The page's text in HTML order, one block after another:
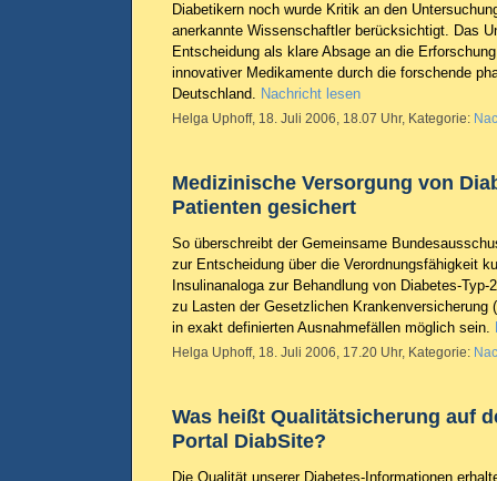
Diabetikern noch wurde Kritik an den
anerkannte Wissenschaftler berücksichtigt. Das
Entscheidung als klare Absage an die
innovativer Medikamente durch die forschende
Deutschland. Nachricht lesen
Helga Uphoff, 18. Juli 2006, 18.07 Uhr, Kategorie:
Medizinische Versorgung von
Patienten gesichert
So überschreibt der Gemeinsame
zur Entscheidung über die Verordnungsfähigkeit
Insulinanaloga zur Behandlung von Diabetes-Typ-
zu Lasten der Gesetzlichen Krankenversicherung
in exakt definierten Ausnahmefällen möglich sein.
Helga Uphoff, 18. Juli 2006, 17.20 Uhr, Kategorie:
Was heißt Qualitätsicherung auf
Portal DiabSite?
Die Qualität unserer Diabetes-Informationen